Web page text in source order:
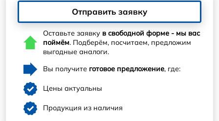
Отправить заявку
Оставьте заявку в свободной форме - мы вас
поймём. Подберём, посчитаем, предложим
выгодные аналоги.
Вы получите готовое предложение, где:
Цены актуальны
Продукция из наличия